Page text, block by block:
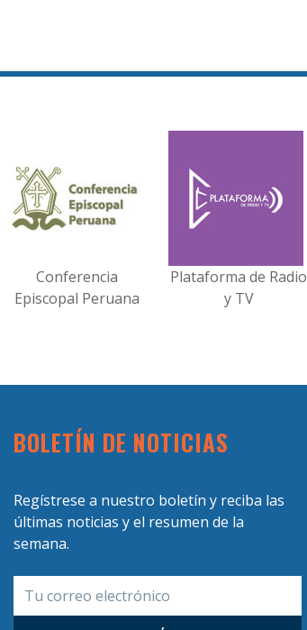
Conferencia
Episcopal Peruana
Plataforma de Radio
y TV
BOLETÍN DE NOTICIAS
Regístrese a nuestro boletín y reciba las
últimas noticias y el resumen de la
semana.